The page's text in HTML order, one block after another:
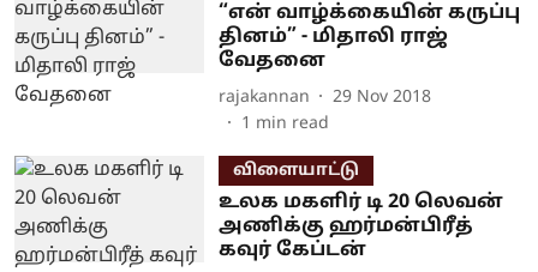
“என் வாழ்க்கையின் கருப்பு
தினம்” - மிதாலி ராஜ்
வேதனை
rajakannan
29 Nov 2018
1 min read
விளையாட்டு
உலக மகளிர் டி 20 லெவன்
அணிக்கு ஹர்மன்பிரீத்
கவுர் கேப்டன்